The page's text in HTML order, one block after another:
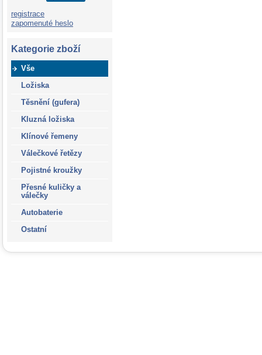
registrace
zapomenuté heslo
Kategorie zboží
Vše
Ložiska
Těsnění (gufera)
Kluzná ložiska
Klínové řemeny
Válečkové řetězy
Pojistné kroužky
Přesné kuličky a
válečky
Autobaterie
Ostatní